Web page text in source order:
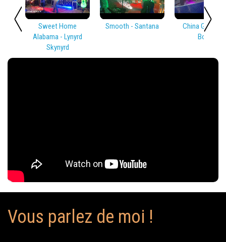
Sweet Home
Alabama - Lynyrd
Skynyrd
Smooth - Santana
China Girl -
Bowie
Vous parlez de moi !